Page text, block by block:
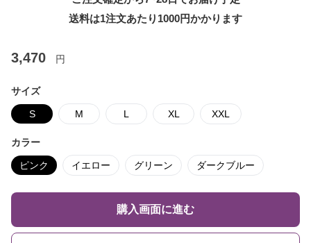
送料は1注文あたり 1000円かかります
3,470 円
サイズ
S M L XL XXL
カラー
ピンク イエロー グリーン ダークブルー
購入画面に進む